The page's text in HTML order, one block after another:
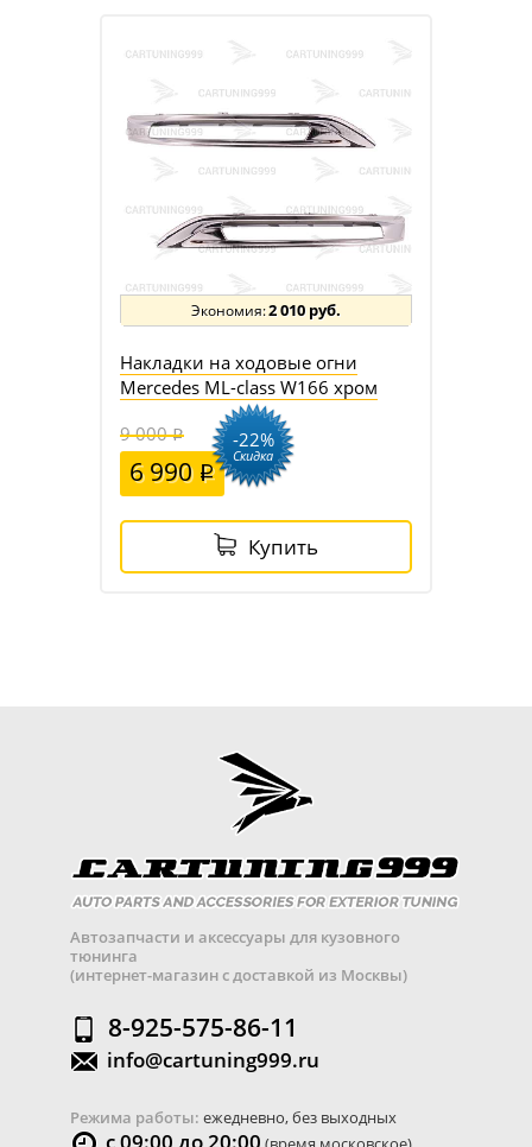
2 010 руб.
Накладки на ходовые огни
Mercedes ML-class W166 хром
9 000
6 990
-22%
Скидка
Купить
Автозапчасти и аксессуары для кузовного
тюнинга
(интернет-магазин с доставкой из Москвы)
8-925-575-86-11
info@cartuning999.ru
Режима работы: ежедневно, без выходных